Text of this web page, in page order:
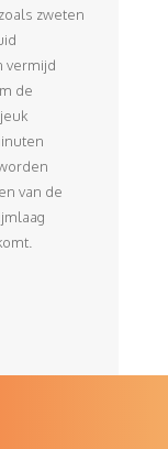
zweten
vermijd
de
van de